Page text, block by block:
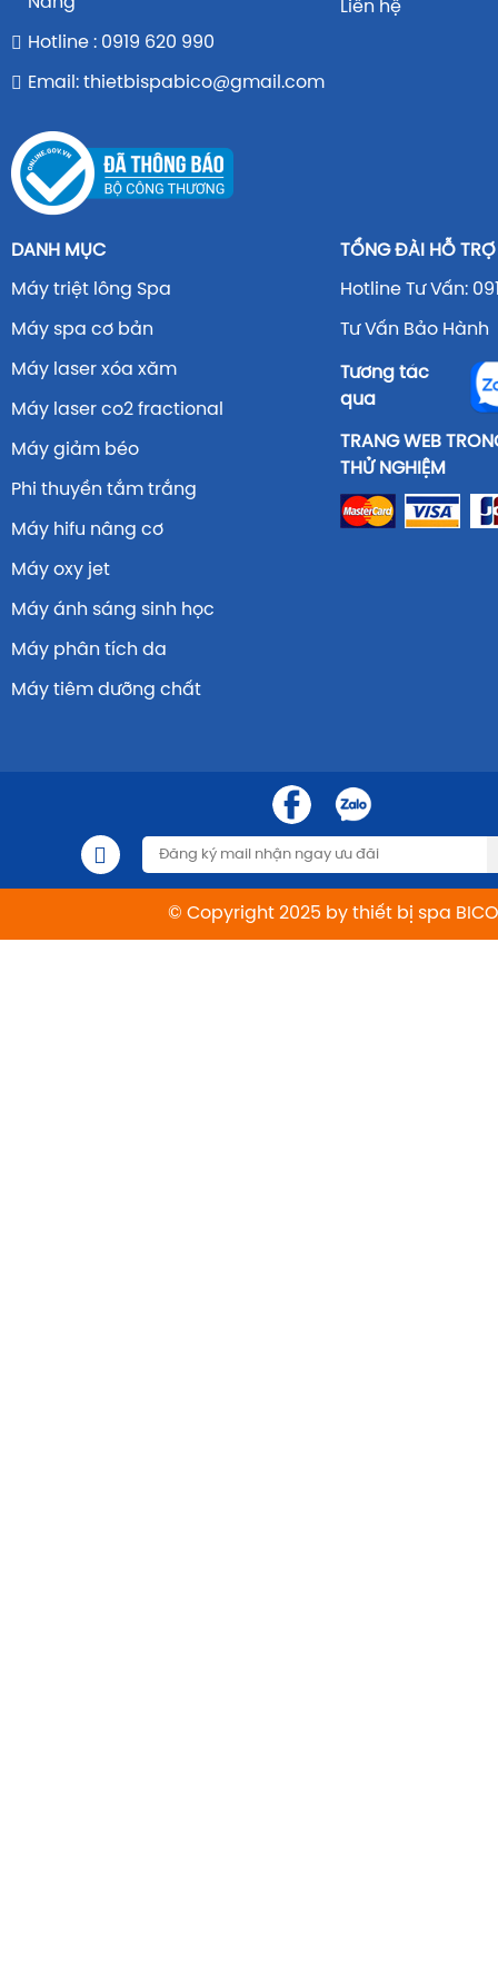
Hotline : 0919 620 990
Email: thietbispabico@gmail.com
Liên hệ
DANH MỤC
Máy triệt lông Spa
Máy spa cơ bản
Máy laser xóa xăm
Máy laser co2 fractional
Máy giảm béo
Phi thuyền tắm trắng
Máy hifu nâng cơ
Máy oxy jet
Máy ánh sáng sinh học
Máy phân tích da
Máy tiêm dưỡng chất
TỔNG ĐÀI HỖ TRỢ
Hotline Tư Vấn:
Tư Vấn Bảo Hành
Tương tác
qua
TRANG WEB
THỬ NGHIỆM
© Copyright 2025 by thiết bị spa BICO